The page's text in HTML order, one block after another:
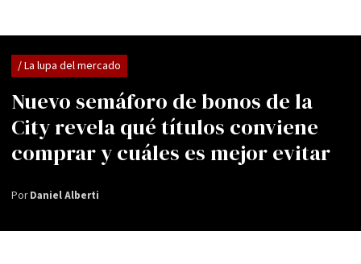
Nuevo semáforo de bonos de la
City revela qué títulos conviene
comprar y cuáles es mejor evitar
/ La lupa del mercado
PorDaniel Alberti